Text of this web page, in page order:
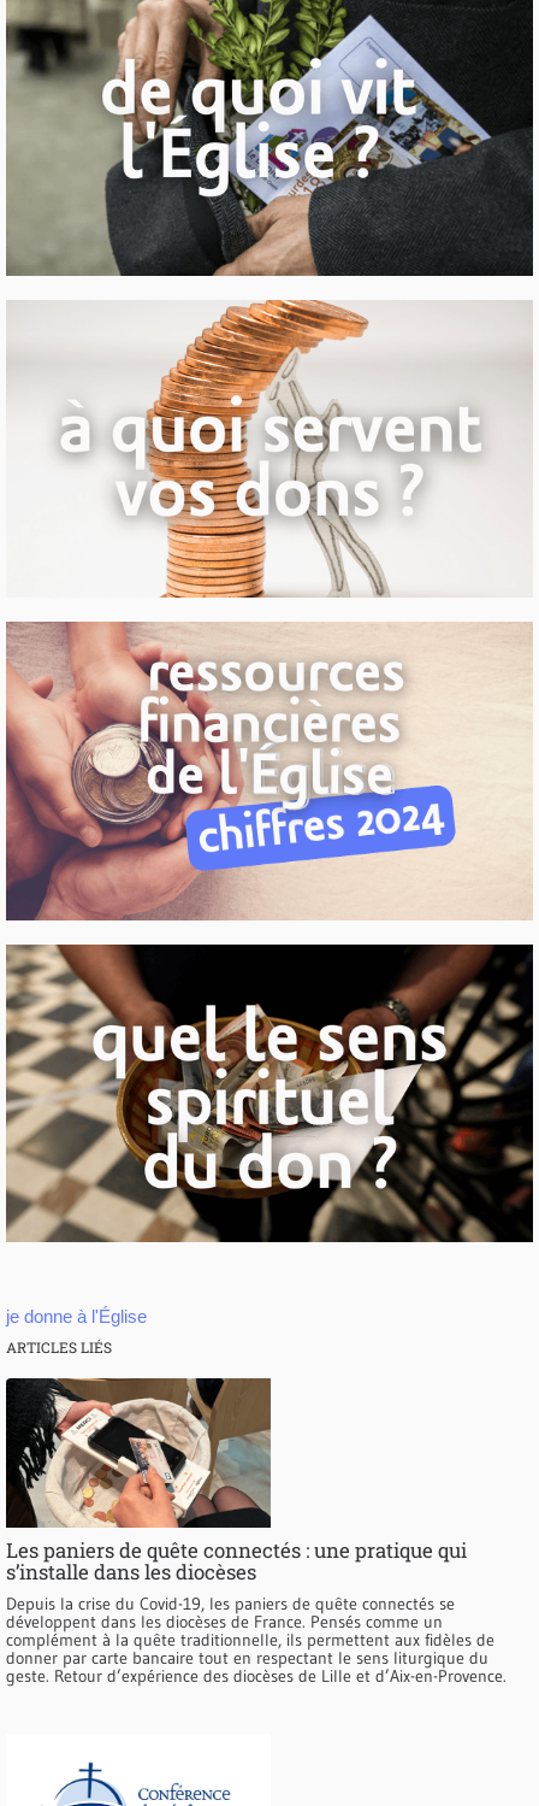
je donne à l'Église
ARTICLES LIÉS
Les paniers de quête connectés : une pratique qui
s’installe dans les diocèses
Depuis la crise du Covid-19, les paniers de quête connectés se
développent dans les diocèses de France. Pensés comme un
complément à la quête traditionnelle, ils permettent aux fidèles de
donner par carte bancaire tout en respectant le sens liturgique du
geste. Retour d’expérience des diocèses de Lille et d’Aix-en-Provence.